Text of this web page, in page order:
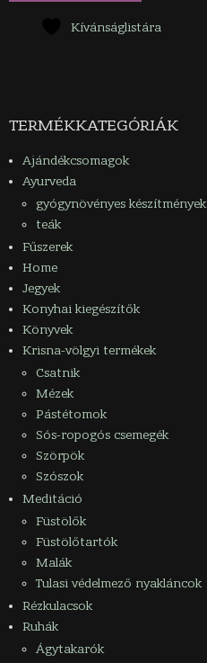
Kívánságlistára
TERMÉKKATEGÓRIÁK
Ajándékcsomagok
Ayurveda
gyógynövényes készítmények
teák
Fűszerek
Home
Jegyek
Konyhai kiegészítők
Könyvek
Krisna-völgyi termékek
Csatnik
Mézek
Pástétomok
Sós-ropogós csemegék
Szörpök
Szószok
Meditáció
Füstölők
Füstölőtartók
Malák
Tulasi védelmező nyakláncok
Rézkulacsok
Ruhák
Ágytakarók